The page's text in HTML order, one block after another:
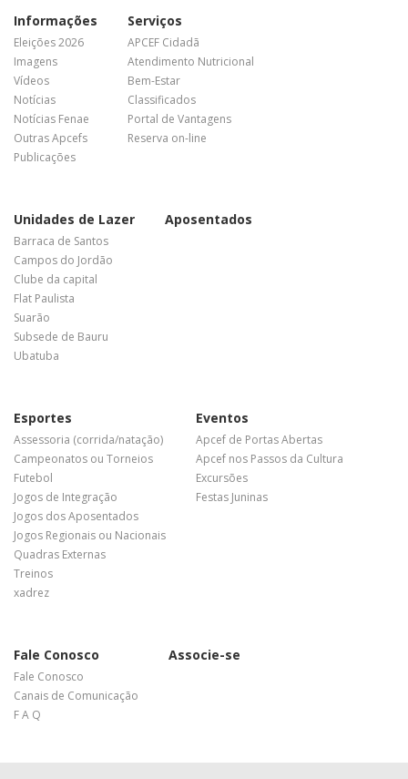
Informações
Eleições 2026
Imagens
Vídeos
Notícias
Notícias Fenae
Outras Apcefs
Publicações
Serviços
APCEF Cidadã
Atendimento Nutricional
Bem-Estar
Classificados
Portal de Vantagens
Reserva on-line
Unidades de Lazer
Barraca de Santos
Campos do Jordão
Clube da capital
Flat Paulista
Suarão
Subsede de Bauru
Ubatuba
Aposentados
Esportes
Assessoria (corrida/natação)
Campeonatos ou Torneios
Futebol
Jogos de Integração
Jogos dos Aposentados
Jogos Regionais ou Nacionais
Quadras Externas
Treinos
xadrez
Eventos
Apcef de Portas Abertas
Apcef nos Passos da Cultura
Excursões
Festas Juninas
Fale Conosco
Fale Conosco
Canais de Comunicação
F A Q
Associe-se